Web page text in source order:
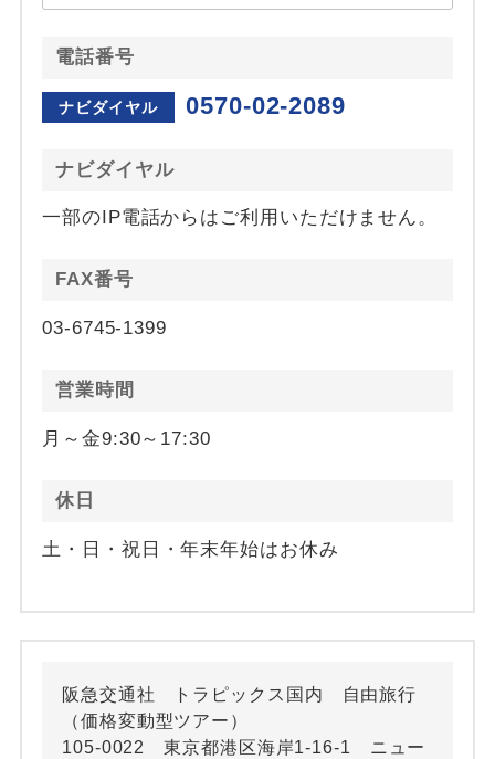
電話番号
ナビダイヤル 0570-02-2089
ナビダイヤル
一部のIP電話からはご利用いただけません。
FAX番号
03-6745-1399
営業時間
月～金9:30～17:30
休日
土・日・祝日・年末年始はお休み
阪急交通社 トラピックス国内 自由旅行
（価格変動型ツアー）
105-0022 東京都港区海岸1-16-1 ニュー